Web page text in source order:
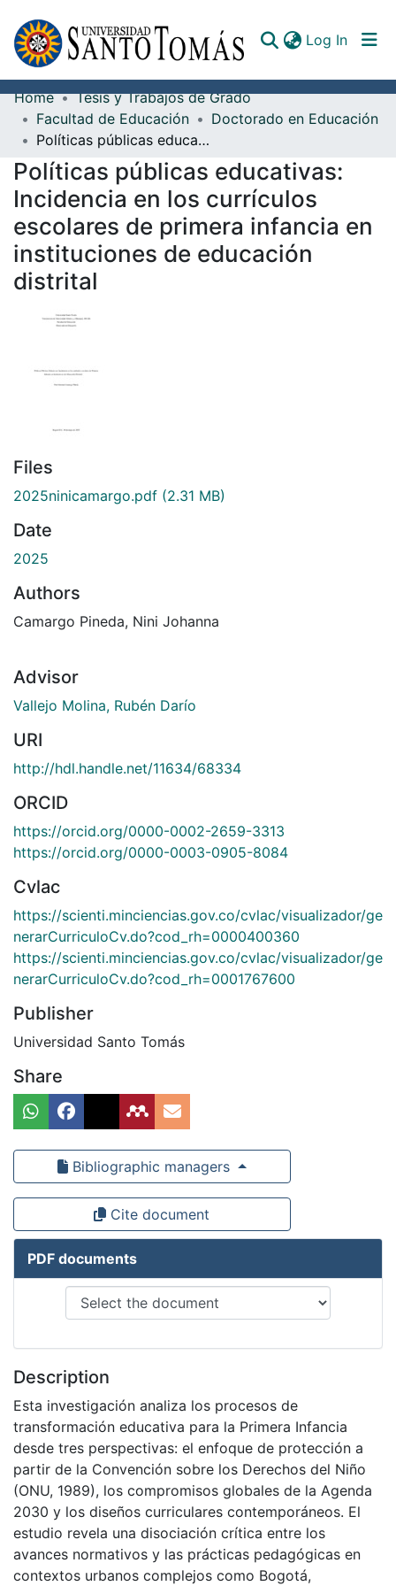
Log In
Communities & Collections
All of DSpace
Documents
Home
Tesis y Trabajos de Grado
Facultad de Educación
Doctorado en Educación
Políticas públicas educativas: Incidencia en los currículos escolares de primera infancia en instituciones de educación distrital
Políticas públicas educativas:
Incidencia en los currículos
escolares de primera infancia en
instituciones de educación
distrital
Files
2025ninicamargo.pdf (2.31 MB)
Date
2025
Authors
Camargo Pineda, Nini Johanna
Advisor
Vallejo Molina, Rubén Darío
URI
http://hdl.handle.net/11634/68334
ORCID
https://orcid.org/0000-0002-2659-3313
https://orcid.org/0000-0003-0905-8084
Cvlac
https://scienti.minciencias.gov.co/cvlac/visualizador/ge
nerarCurriculoCv.do?cod_rh=0000400360
https://scienti.minciencias.gov.co/cvlac/visualizador/ge
nerarCurriculoCv.do?cod_rh=0001767600
Publisher
Universidad Santo Tomás
Share
Bibliographic managers
Cite document
PDF documents
Description
Esta investigación analiza los procesos de
transformación educativa para la Primera Infancia
desde tres perspectivas: el enfoque de protección a
partir de la Convención sobre los Derechos del Niño
(ONU, 1989), los compromisos globales de la Agenda
2030 y los diseños curriculares contemporáneos. El
estudio revela una disociación crítica entre los
avances normativos y las prácticas pedagógicas en
contextos urbanos complejos como Bogotá,